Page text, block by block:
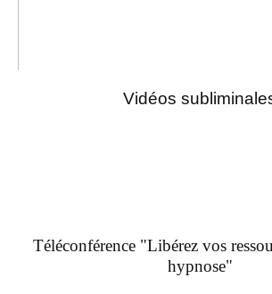
Vidéos
Téléconférence "Libérez vos
hypnose"